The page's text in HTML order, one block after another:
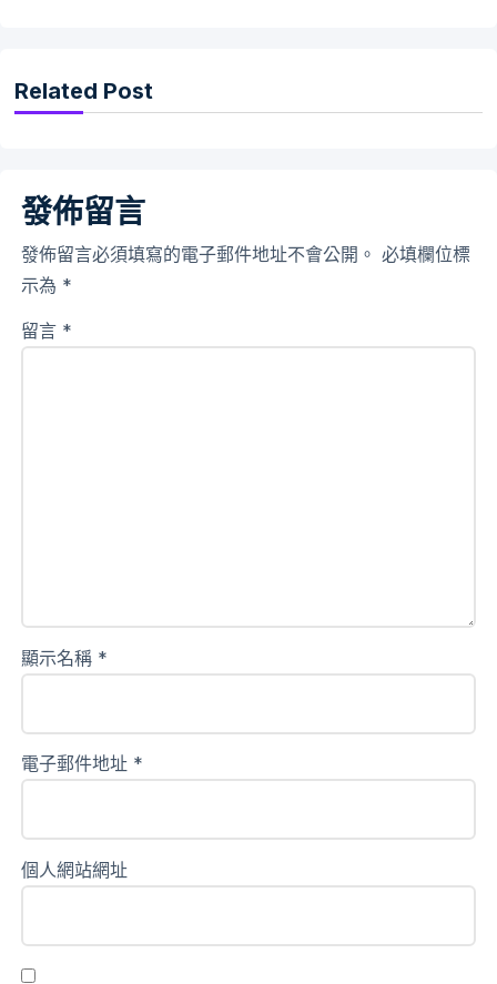
Related Post
發佈留言
發佈留言必須填寫的電子郵件地址不會公開。 必填欄位標
示為 *
留言 *
顯示名稱 *
電子郵件地址 *
個人網站網址